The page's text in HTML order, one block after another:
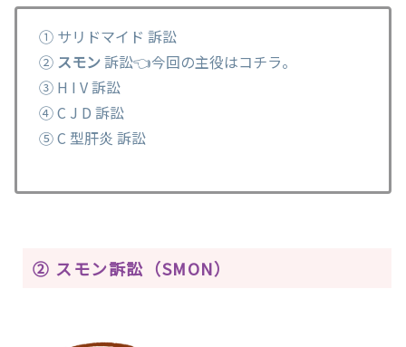
① サリドマイド 訴訟
② スモン訴訟👈今回の主役はコチラ。
③ H I V 訴訟
④ C J D 訴訟
⑤ C 型肝炎 訴訟
② スモン訴訟（SMON）